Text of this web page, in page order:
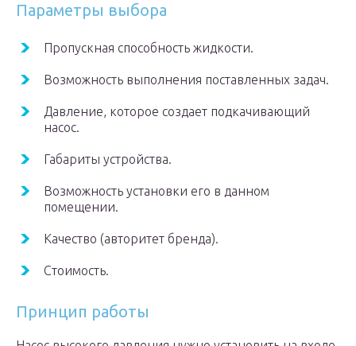
Параметры выбора
Пропускная способность жидкости.
Возможность выполнения поставленных задач.
Давление, которое создает подкачивающий
насос.
Габариты устройства.
Возможность установки его в данном
помещении.
Качество (авторитет бренда).
Стоимость.
Принцип работы